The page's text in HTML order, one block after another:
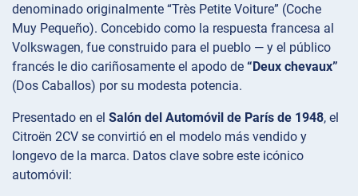
denominado originalmente “Très Petite Voiture” (Coche
Muy Pequeño). Concebido como la respuesta francesa al
Volkswagen, fue construido para el pueblo — y el público
francés le dio cariñosamente el apodo de “Deux chevaux”
(Dos Caballos) por su modesta potencia.
Presentado en el Salón del Automóvil de París de 1948, el
Citroën 2CV se convirtió en el modelo más vendido y
longevo de la marca. Datos clave sobre este icónico
automóvil: